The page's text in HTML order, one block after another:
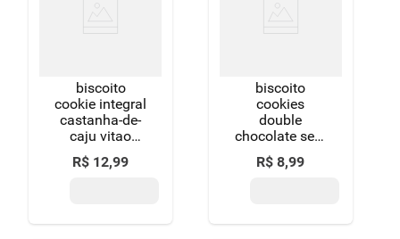
biscoito
cookie integral
castanha-de-
caju vitao
pacote 200g
R$ 12,99
biscoito
cookies
double
chocolate sem
glúten belive,
be free 30g
R$ 8,99